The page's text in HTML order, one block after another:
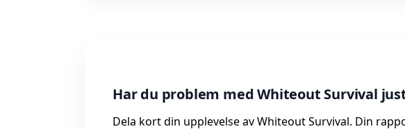
Har du problem med Whiteout Survival
Dela kort din upplevelse av Whiteout Survival. Din